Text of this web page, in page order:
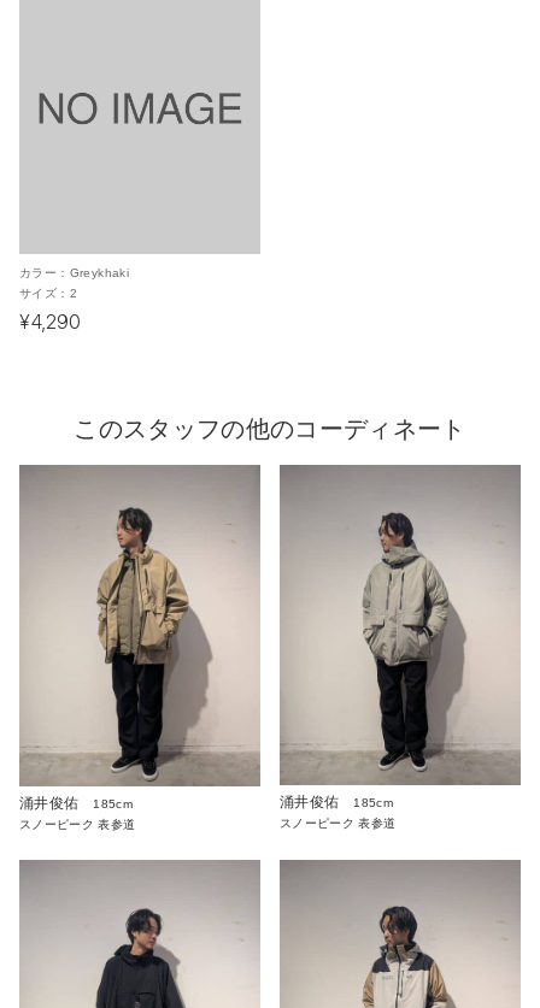
カラー： Greykhaki
サイズ： 2
¥4,290
このスタッフの他のコーディネート
涌井俊佑
185cm
スノーピーク 表参道
涌井俊佑
185cm
スノーピーク 表参道